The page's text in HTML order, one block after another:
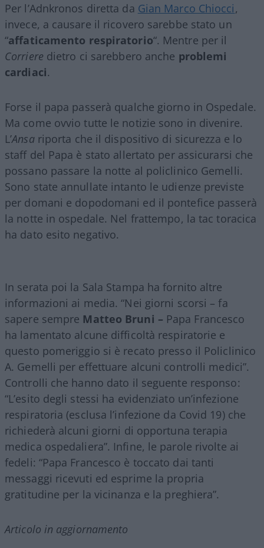
Per l’Adnkronos diretta da Gian Marco Chiocci,
invece, a causare il ricovero sarebbe stato un
“affaticamento respiratorio“. Mentre per il
Corriere dietro ci sarebbero anche problemi
cardiaci.
Forse il papa passerà qualche giorno in Ospedale.
Ma come ovvio tutte le notizie sono in divenire.
L’Ansariporta che il dispositivo di sicurezza e lo
staff del Papa è stato allertato per assicurarsi che
possano passare la notte al policlinico Gemelli.
Sono state annullate intanto le udienze previste
per domani e dopodomani ed il pontefice passerà
la notte in ospedale. Nel frattempo, la tac toracica
ha dato esito negativo.
In serata poi la Sala Stampa ha fornito altre
informazioni ai media. “Nei giorni scorsi – fa
sapere sempre Matteo Bruni – Papa Francesco
ha lamentato alcune difficoltà respiratorie e
questo pomeriggio si è recato presso il Policlinico
A. Gemelli per effettuare alcuni controlli medici”.
Controlli che hanno dato il seguente responso:
“L’esito degli stessi ha evidenziato un’infezione
respiratoria (esclusa l’infezione da Covid 19) che
richiederà alcuni giorni di opportuna terapia
medica ospedaliera”. Infine, le parole rivolte ai
fedeli: “Papa Francesco è toccato dai tanti
messaggi ricevuti ed esprime la propria
gratitudine per la vicinanza e la preghiera”.
Articolo in aggiornamento